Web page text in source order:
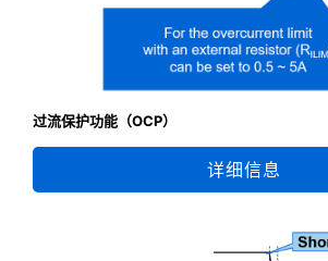
过流保护功能（OCP）
详细信息